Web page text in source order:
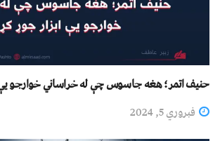
حنیف اتمر؛ هغه جاسوس چې له خراساني خوارجو یې
فبروري 5, 2024